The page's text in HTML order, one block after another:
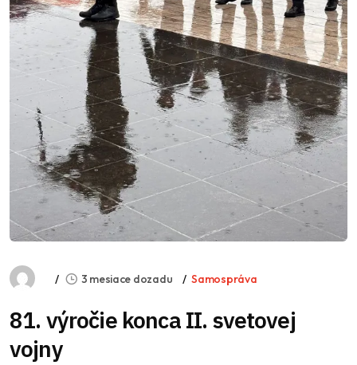
3 mesiace dozadu Samospráva
81. výročie konca II. svetovej
vojny